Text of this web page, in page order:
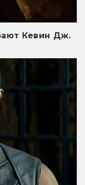
Кевин Дж.